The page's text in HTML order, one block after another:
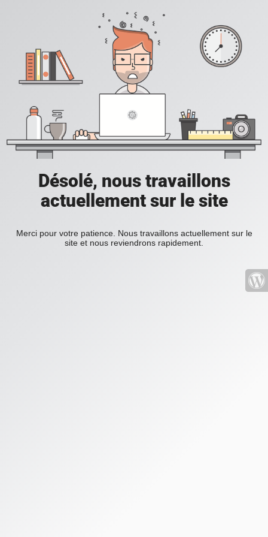
Désolé, nous travaillons
actuellement sur le site
Merci pour votre patience. Nous travaillons actuellement sur le
site et nous reviendrons rapidement.